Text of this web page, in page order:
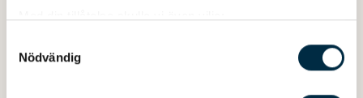
som kan ha en noggrannhet på upp till flera meter
Nödvändig
Paddlar i lamellt limmad fur med mycket hög kvalitet.
Passar till privat bruk. Bladets bredd 150 mm. Vikt ca